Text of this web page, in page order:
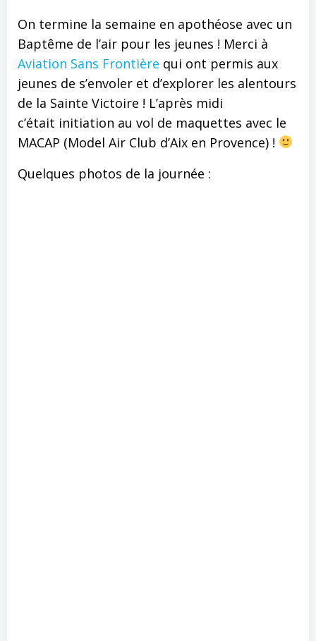
On termine la semaine en apothéose avec un
Baptême de l’air pour les jeunes ! Merci à
Aviation Sans Frontière qui ont permis aux
jeunes de s’envoler et d’explorer les alentours
de la Sainte Victoire ! L’après midi
c’était initiation au vol de maquettes avec le
MACAP (Model Air Club d’Aix en Provence) !
Quelques photos de la journée :